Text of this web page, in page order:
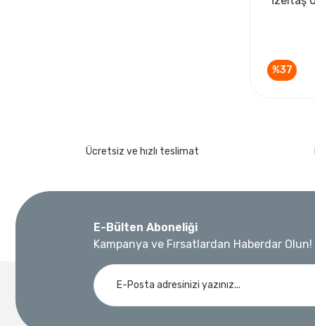
%37
Ücretsiz ve hızlı teslimat
E-Bülten Aboneliği
Kampanya ve Fırsatlardan Haberdar Olun!